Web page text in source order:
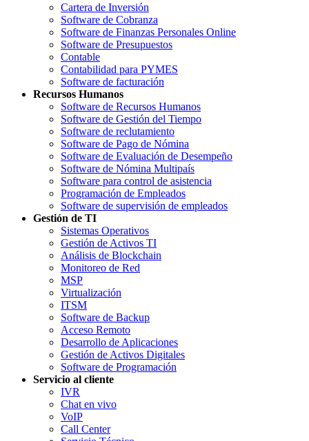
Cartera de Inversión
Software de Cobranza
Software de Finanzas Personales Online
Software de Presupuestos
Contable
Contabilidad para PYMES
Software de facturación
Recursos Humanos
Software de Recursos Humanos
Software de Gestión del Tiempo
Software de reclutamiento
Software de Pago de Nómina
Software de Evaluación de Desempeño
Software de Nómina Multipaís
Software para control de asistencia
Programación de Empleados
Software de supervisión de empleados
Gestión de TI
Sistemas Operativos
Gestión de Activos TI
Análisis de Blockchain
Monitoreo de Red
MSP
Virtualización
ITSM
Software de Backup
Acceso Remoto
Desarrollo de Aplicaciones
Gestión de Activos Digitales
Software de Programación
Servicio al cliente
IVR
Chat en vivo
VoIP
Call Center